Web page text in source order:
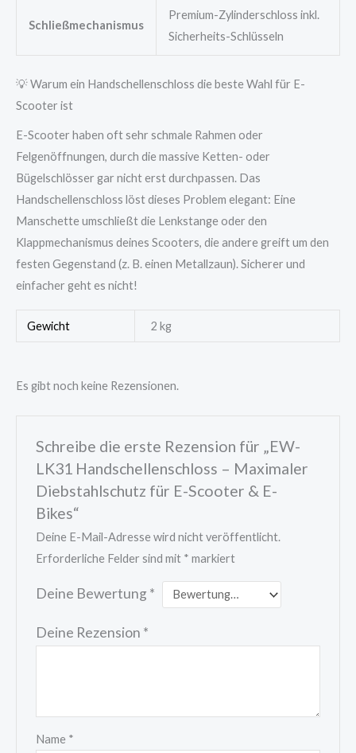
Schließmechanismus
Premium-Zylinderschloss inkl.
Sicherheits-Schlüsseln
💡 Warum ein Handschellenschloss die beste Wahl für E-
Scooter ist
E-Scooter haben oft sehr schmale Rahmen oder
Felgenöffnungen, durch die massive Ketten- oder
Bügelschlösser gar nicht erst durchpassen. Das
Handschellenschloss löst dieses Problem elegant: Eine
Manschette umschließt die Lenkstange oder den
Klappmechanismus deines Scooters, die andere greift um den
festen Gegenstand (z. B. einen Metallzaun). Sicherer und
einfacher geht es nicht!
Gewicht 2 kg
Es gibt noch keine Rezensionen.
Schreibe die erste Rezension für „EW-
LK31 Handschellenschloss – Maximaler
Diebstahlschutz für E-Scooter & E-
Bikes“
Deine E-Mail-Adresse wird nicht veröffentlicht.
Erforderliche Felder sind mit * markiert
Deine Bewertung *
Deine Rezension *
Name *